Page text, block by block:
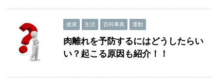
健康 生活 百科事典 運動
肉離れを予防するにはどうしたらい
い？起こる原因も紹介！！